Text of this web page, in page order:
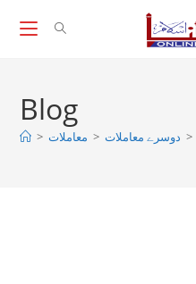
Blog
> معاملات > دوسرے معاملات >